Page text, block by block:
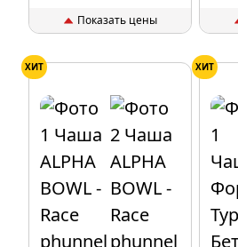
Показать цены
ХИТ ХИТ